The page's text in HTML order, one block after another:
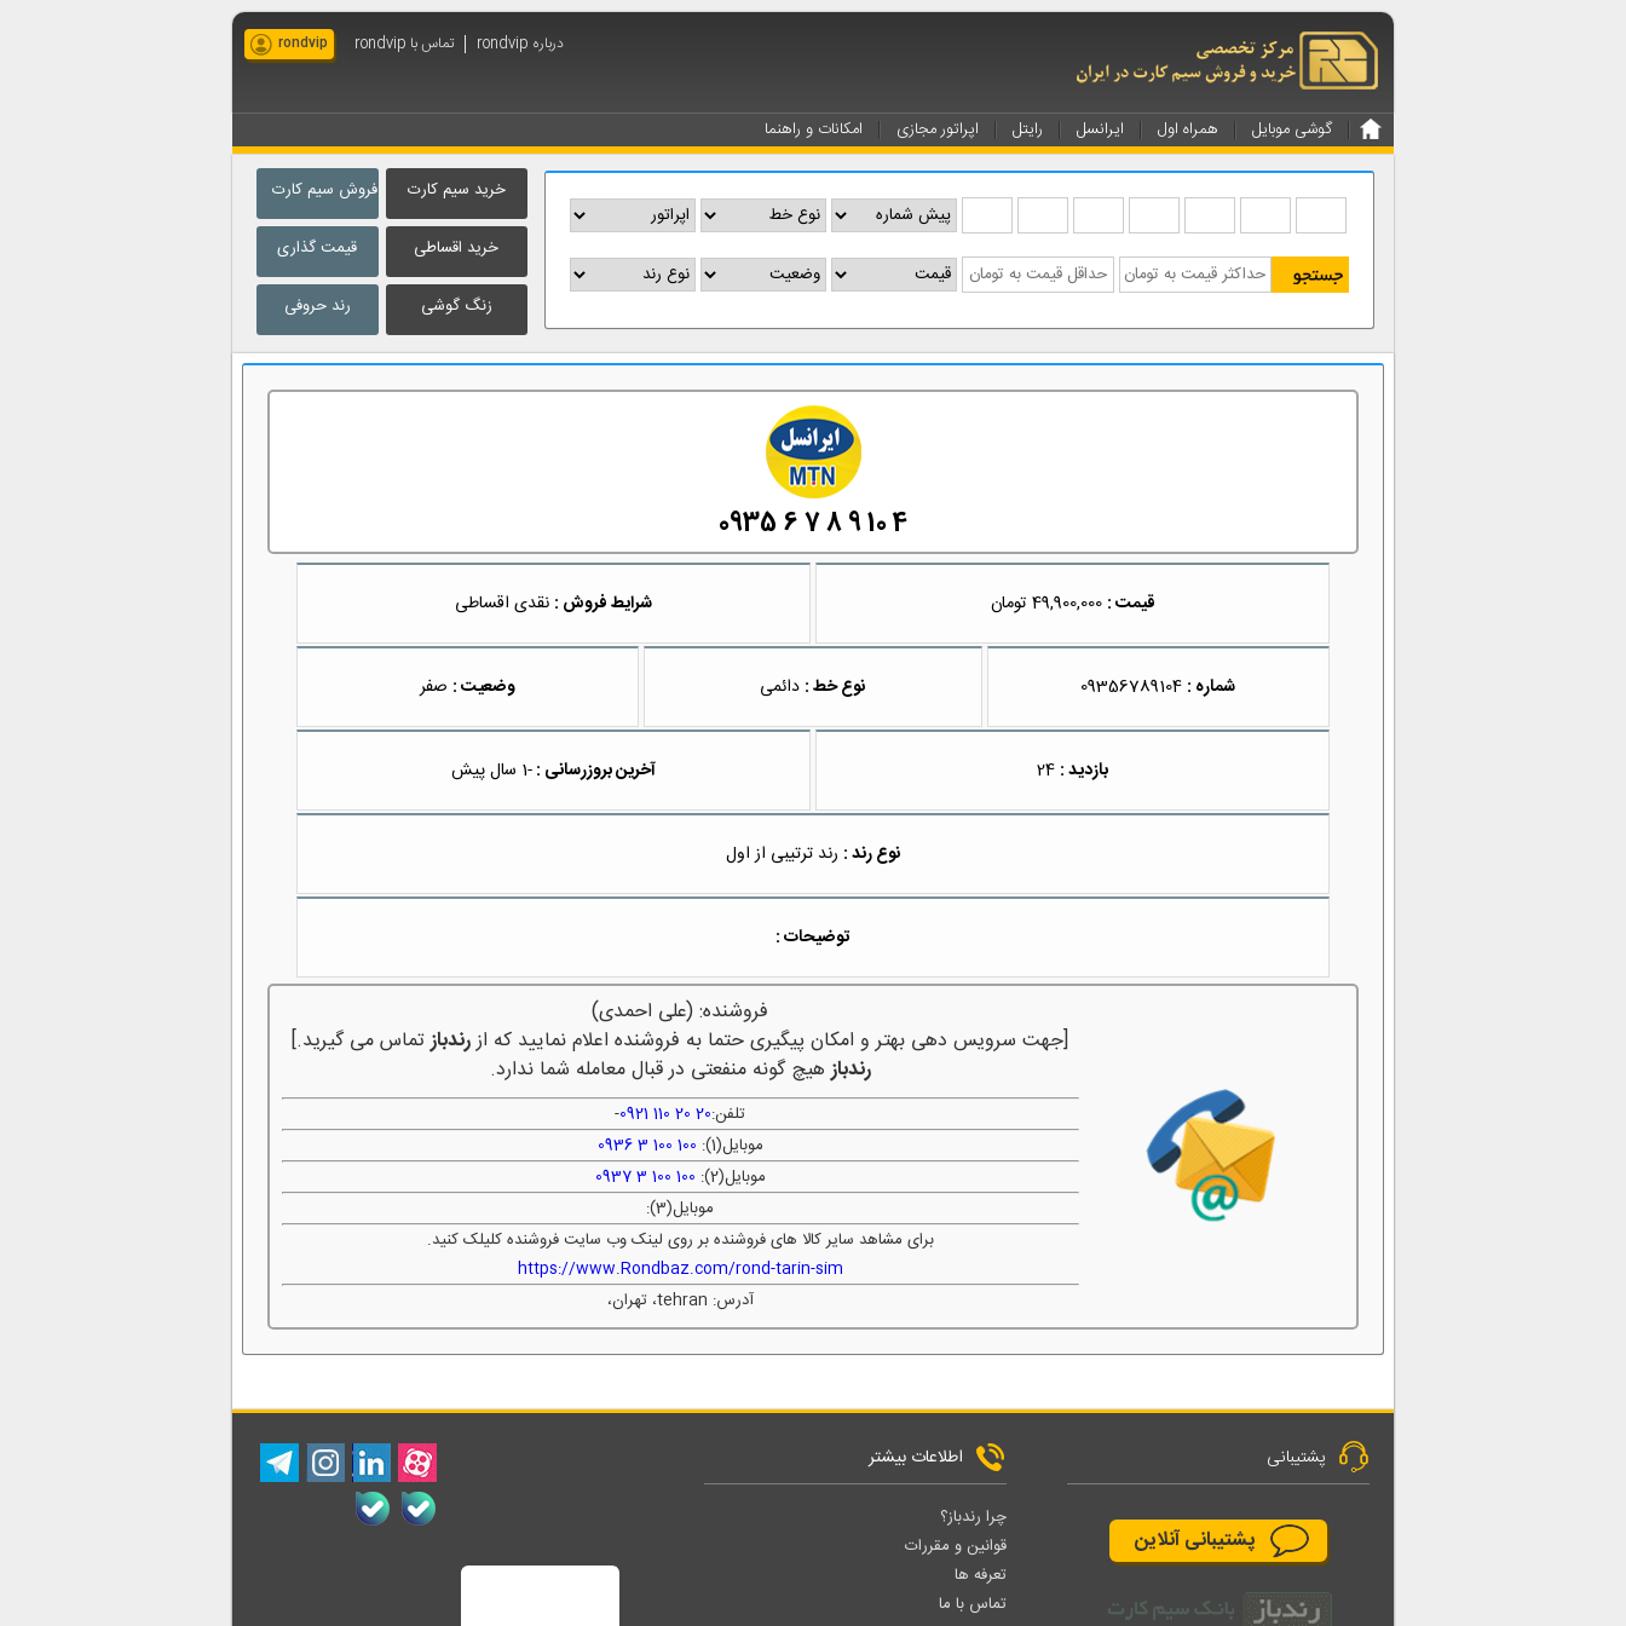
rondvip درباره rondvip تماس با rondvip
گوشی موبایل همراه اول ایرانسل رایتل اپراتور مجازی امکانات و راهنما
فروش سیم کارت
قیمت گذاری
رند حروفی
خرید سیم کارت
خرید اقساطی
زنگ گوشی
0935 6 7 8 9 10 4
قیمت : 49,900,000 تومان شرایط فروش : نقدی اقساطی
شماره : 09356789104 نوع خط : دائمی وضعیت : صفر
بازدید : آخرین بروزرسانی :-1 سال پیش
نوع رند : رند ترتیبی از اول
توضیحات :
فروشنده: (علی احمدی)
[جهت سرویس دهی بهتر و امکان پیگیری حتما به فروشنده اعلام نمایید که ازرندبازتماس می گیرید.]
رندبازهیچ گونه منفعتی در قبال معامله شما ندارد.
تلفن:20 20 110 0921
-
موبایل(1):
100 100 3 0936
موبایل(2):
100 100 3 0937
موبایل(3):
برای مشاهد سایر کالا های فروشنده بر روی لینک وب سایت فروشنده کلیلک کنید.
https://www.Rondbaz.com/rond-tarin-sim
آدرس: tehran، تهران،
پشتیبانی
پشتیبانی آنلاین
اطلاعات بیشتر
چرا رندباز؟
قوانین و مقررات
تعرفه ها
تماس با ما